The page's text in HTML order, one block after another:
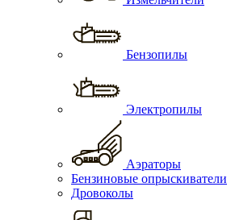
Бензопилы
Электропилы
Аэраторы
Бензиновые опрыскиватели
Дровоколы